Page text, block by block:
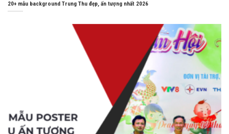
20+ mẫu background Trung Thu đẹp, ấn tượng nhất 2026